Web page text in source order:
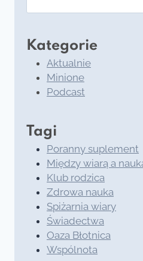
Kategorie
Aktualnie
Minione
Podcast
Tagi
Poranny suplement
Między wiarą a
Klub rodzica
Zdrowa nauka
Spiżarnia wiary
Świadectwa
Oaza Błotnica
Wspólnota